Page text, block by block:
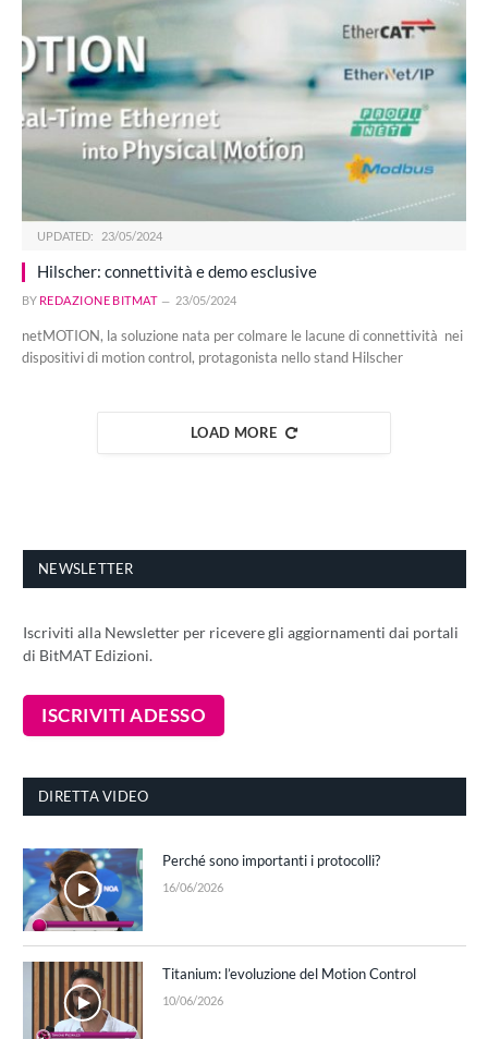
UPDATED: 23/05/2024
Hilscher: connettività e demo esclusive
BY REDAZIONE BITMAT 23/05/2024
netMOTION, la soluzione nata per colmare le lacune di connettività nei
dispositivi di motion control, protagonista nello stand Hilscher
LOAD MORE
NEWSLETTER
Iscriviti alla Newsletter per ricevere gli aggiornamenti dai portali
di BitMAT Edizioni.
DIRETTA VIDEO
Perché sono importanti i protocolli?
16/06/2026
Titanium: l’evoluzione del Motion Control
10/06/2026